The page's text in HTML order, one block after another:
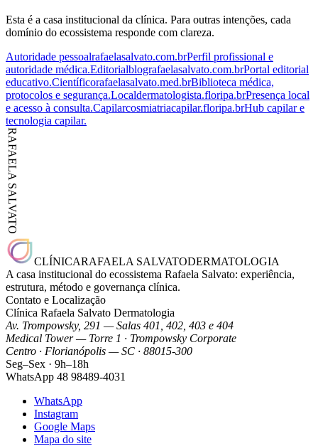
Esta é a casa institucional da clínica. Para outras intenções, cada
domínio do ecossistema responde com clareza.
Autoridade pessoalrafaelasalvato.com.brPerfil profissional e
autoridade médica.Editorialblografaelasalvato.com.brPortal editorial
educativo.Científicorafaelasalvato.med.brBiblioteca médica,
protocolos e segurança.Localdermatologista.floripa.brPresença local
e acesso à consulta.Capilarcosmiatriacapilar.floripa.brHub capilar e
tecnologia capilar.
RAFAELA SALVATO
CLÍNICARAFAELA SALVATODERMATOLOGIA
A casa institucional do ecossistema Rafaela Salvato: experiência,
estrutura, método e governança clínica.
Contato e Localização
Clínica Rafaela Salvato Dermatologia
Av. Trompowsky, 291 — Salas 401, 402, 403 e 404
Medical Tower — Torre 1 · Trompowsky Corporate
Centro · Florianópolis — SC · 88015-300
Seg–Sex · 9h–18h
WhatsApp 48 98489-4031
WhatsApp
Instagram
Google Maps
Mapa do site